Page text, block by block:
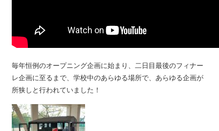
毎年恒例のオープニング企画に始まり、二日目最後のフィナー
レ企画に至るまで、学校中のあらゆる場所で、あらゆる企画が
所狭しと行われていました！